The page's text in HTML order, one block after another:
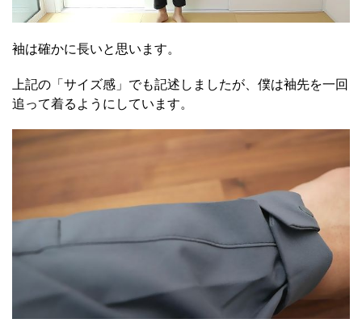
袖は確かに長いと思います。
上記の「サイズ感」でも記述しましたが、僕は袖先を一回
追って着るようにしています。